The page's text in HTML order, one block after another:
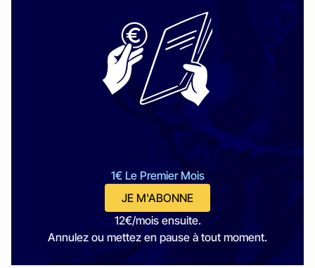
1€ Le Premier Mois
JE M'ABONNE
12€/mois ensuite.
Annulez ou mettez en pause à tout moment.